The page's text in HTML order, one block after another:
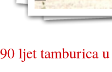
90 ljet tamburica